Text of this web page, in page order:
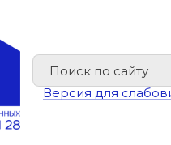
Версия для